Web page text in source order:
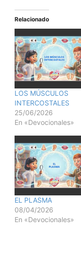
Relacionado
LOS MÚSCULOS
INTERCOSTALES
25/06/2026
En «Devocionales»
EL PLASMA
08/04/2026
En «Devocionales»